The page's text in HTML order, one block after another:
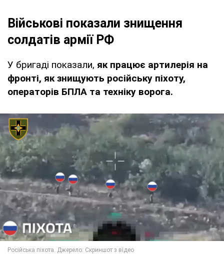
Військові показали знищення
солдатів армії РФ
У бригаді показали, як працює артилерія на
фронті, як знищують російську піхоту,
операторів БПЛА та техніку ворога.